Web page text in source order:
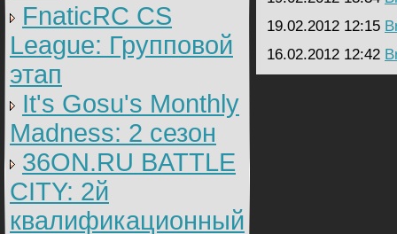
FnaticRC CS
League: Групповой
этап
It's Gosu's Monthly
Madness: 2 сезон
36ON.RU BATTLE
CITY: 2й
квалификационный
19.02.2012 12:15
16.02.2012 12:42